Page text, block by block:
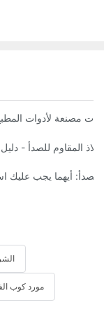
ما هو قدر الحساء
أواني طهي من الفولاذ
المقاوم للصدأ - دليل
للصدأ: أيهما يجب عليك
مورد كوب